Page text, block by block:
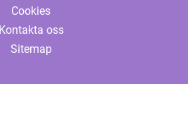
Cookies
Kontakta oss
Sitemap